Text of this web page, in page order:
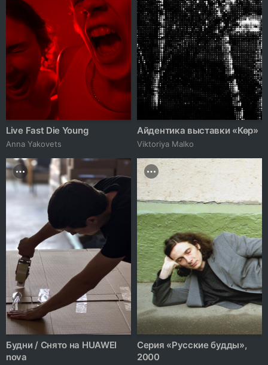
Live Fast Die Young
Anna Yakovets
Айдентика выставки «Көр»
Viktoriya Malko
Будни / Снято на HUAWEI
nova
Серия «Русские будды»,
2000